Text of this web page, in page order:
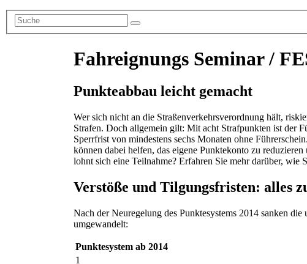
Fahreignungs Seminar /
Punkteabbau leicht gemacht
Wer sich nicht an die Straßenverkehrsverordnung hält,
Strafen. Doch allgemein gilt: Mit acht Strafpunkten ist der
Sperrfrist von mindestens sechs Monaten ohne
können dabei helfen, das eigene Punktekonto zu
lohnt sich eine Teilnahme? Erfahren Sie mehr darüber, wie
Verstöße und Tilgungsfristen: alles
Nach der Neuregelung des Punktesystems 2014 sanken
umgewandelt:
Punktesystem ab 2014
1